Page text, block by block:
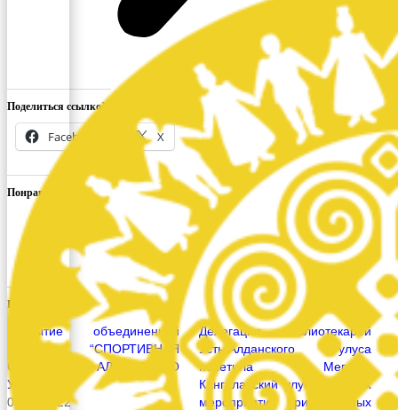
Поделиться ссылкой:
Facebook X
Понравилось это:
Похожее
Открытие объединенной
выставки “СПОРТИВНАЯ
СЛАВА УСТЬ-АЛДАНСКОГО
УЛУСА”
04.07.2022
Делегация библиотекарей
Усть-Алданского улуса
посетила Мегино-
Кангаласский улус в рамках
мероприятий приуроченных